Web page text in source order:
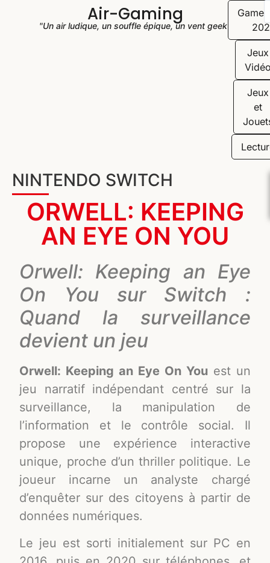
Air-Gaming
"Un air ludique, un souffle épique, un vent geek"
Jeux
Jeux
et
NINTENDO SWITCH
ORWELL: KEEPING
AN EYE ON YOU
Orwell: Keeping an Eye
On You sur Switch :
Quand la surveillance
devient un jeu
Orwell: Keeping an Eye On Youest un
jeu narratif indépendant centré sur la
surveillance, la manipulation de
l’information et le contrôle social. Il
propose une expérience interactive
unique, proche d’un thriller politique. Le
joueur incarne un analyste chargé
d’enquêter sur des citoyens à partir de
données numériques.
Le jeu est sorti initialement sur PC en